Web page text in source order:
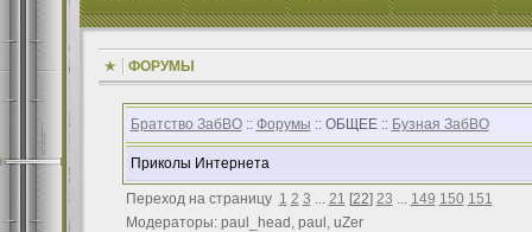
ФОРУМЫ
Братство ЗабВО:: Форумы :: ОБЩЕЕ :: Бузная ЗабВО
Приколы Интернета
Переход на страницу 1 2 3 ... 21 [22] 23 ... 149 150 151
Модераторы: paul_head, paul, uZer